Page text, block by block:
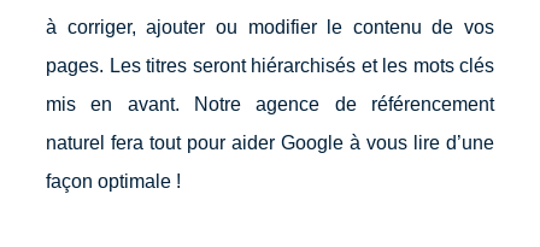
à corriger, ajouter ou modifier le contenu de vos
pages. Les titres seront hiérarchisés et les mots clés
mis en avant. Notre agence de référencement
naturel fera tout pour aider Google à vous lire d’une
façon optimale !